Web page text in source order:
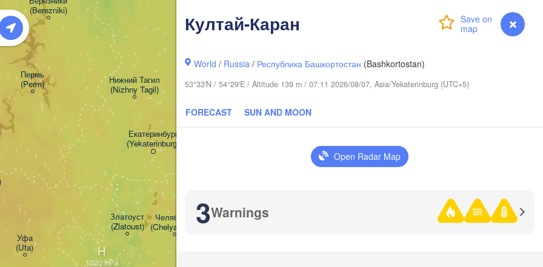
myVentusky Forecast
Култай-Каран
World / Russia / Республика Башкортостан (Bashkortostan)
53°33'N / 54°29'E / Altitude 139 m / 07:11 2026/08/07, Asia/Yekaterinburg (UTC+5)
FORECAST SUN AND MOON
Open Radar Map
3Warnings
Пермь
(Perm)
Уфа
(Ufa)
Екатеринбург
(Yekaterinburg)
Тюмень
(Berezniki)
Нижний Тагил
(Nizhny Tagil)
Челябинск
(Chelyabinsk)
Златоуст
(Zlatoust)
(Kurgan)
Омск
H